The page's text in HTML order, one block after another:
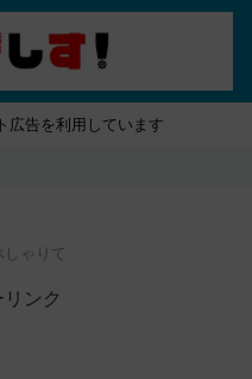
広告を利用しています
しゃりて
ンク